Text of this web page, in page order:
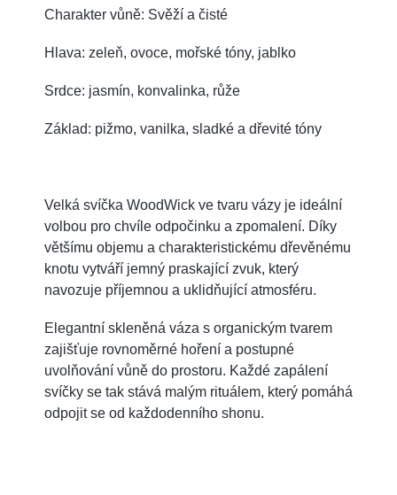
Charakter vůně: Svěží a čisté
Hlava: zeleň, ovoce, mořské tóny, jablko
Srdce: jasmín, konvalinka, růže
Základ: pižmo, vanilka, sladké a dřevité tóny
Velká svíčka WoodWick ve tvaru vázy je ideální
volbou pro chvíle odpočinku a zpomalení. Díky
většímu objemu a charakteristickému dřevěnému
knotu vytváří jemný praskající zvuk, který
navozuje příjemnou a uklidňující atmosféru.
Elegantní skleněná váza s organickým tvarem
zajišťuje rovnoměrné hoření a postupné
uvolňování vůně do prostoru. Každé zapálení
svíčky se tak stává malým rituálem, který pomáhá
odpojit se od každodenního shonu.